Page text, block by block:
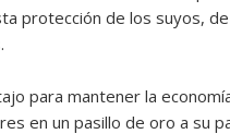
protección de los suyos,
para mantener la
en un pasillo de oro a su